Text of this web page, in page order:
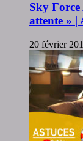
Sky
attente » |
20 février